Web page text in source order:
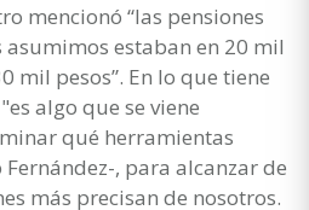
mencionó “las pensiones
asumimos estaban en 20 mil
mil pesos”. En lo que tiene
algo que se viene
qué herramientas
, para alcanzar de
más precisan de nosotros.